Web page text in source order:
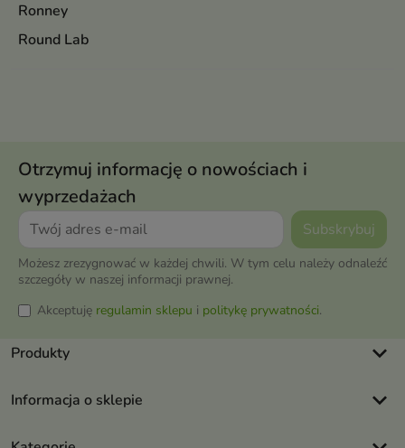
Ronney
Round Lab
Otrzymuj informację o nowościach i
wyprzedażach
Możesz zrezygnować w każdej chwili. W tym celu należy odnaleźć
szczegóły w naszej informacji prawnej.
Akceptuję regulamin sklepu i politykę prywatności.
Produkty keyboard_arrow_down
Informacja o sklepie keyboard_arrow_down